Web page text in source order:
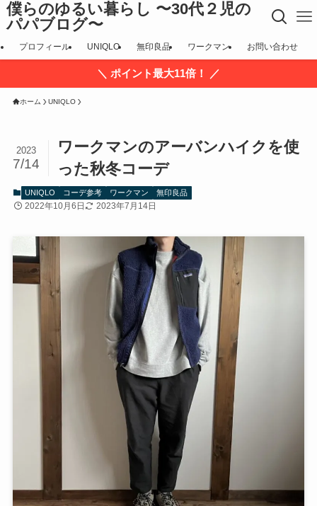
僕らのゆるい暮らし 〜30代２児の
パパブログ〜
プロフィール UNIQLO 無印良品 ワークマン お問い合わせ
＼ ポイント最大11倍！ ／
ホーム UNIQLO
ワークマンのアーバンハイクを使
った秋冬コーデ
2023
7/14
UNIQLO コーデ参考 ワークマン 無印良品
2022年10月6日 2023年7月14日